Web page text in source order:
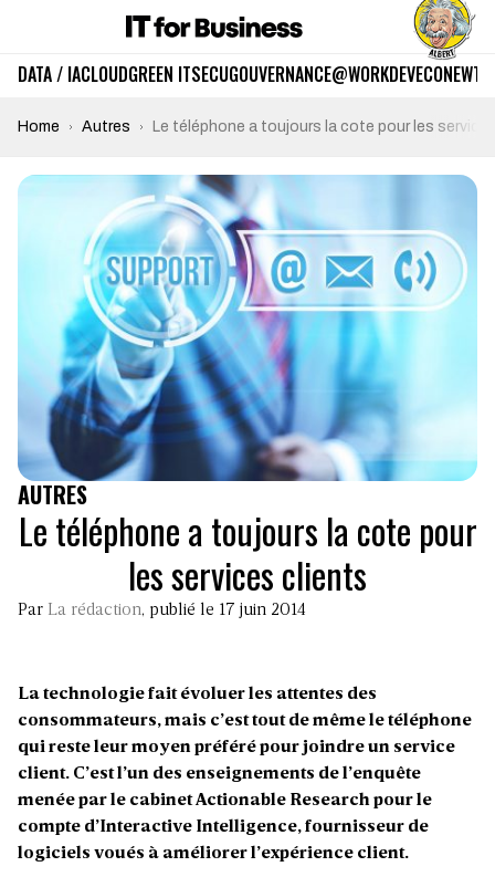
DATA / IACLOUDGREEN ITSECUGOUVERNANCE@WORKDEVECO
Home Autres Le téléphone a toujours la cote pour les
AUTRES
Le téléphone a toujours la cote pour
les services clients
Par La rédaction, publié le 17 juin 2014
La technologie fait évoluer les attentes des
consommateurs, mais c’est tout de même le téléphone
qui reste leur moyen préféré pour joindre un service
client. C’est l’un des enseignements de l’enquête
menée par le cabinet Actionable Research pour le
compte d’Interactive Intelligence, fournisseur de
logiciels voués à améliorer l’expérience client.